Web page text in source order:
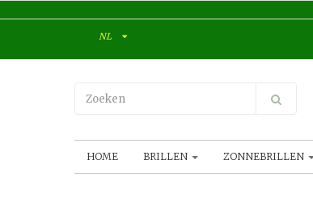
NL
HOME BRILLEN ZONNEBRILLEN